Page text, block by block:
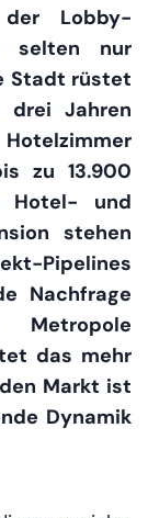
Lobby-
selten nur
Stadt rüstet
drei Jahren
zu 13.900
Hotel- und
stehen
Pipelines
Nachfrage
das mehr
Markt ist
Dynamik